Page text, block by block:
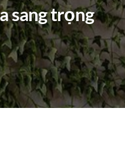
sang trọng